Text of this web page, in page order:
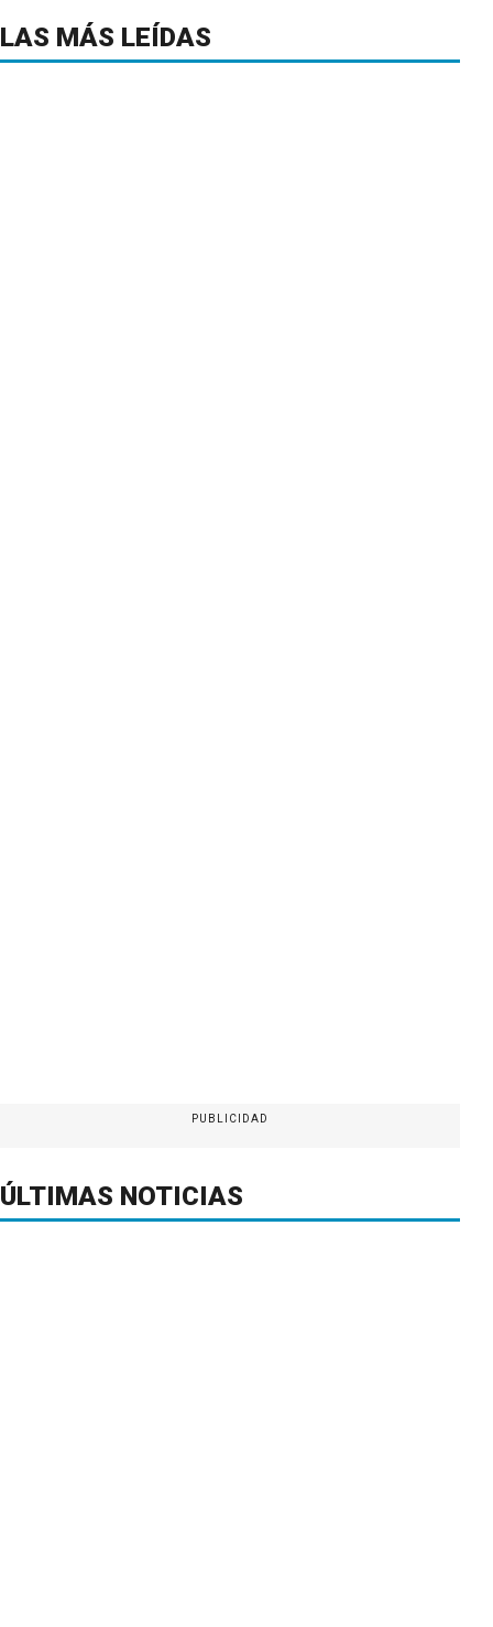
LAS MÁS LEÍDAS
PUBLICIDAD
ÚLTIMAS NOTICIAS